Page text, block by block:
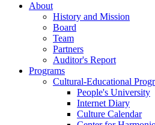
About
History and Mission
Board
Team
Partners
Auditor's Report
Programs
Cultural-Educational
People's University
Internet Diary
Culture Calendar